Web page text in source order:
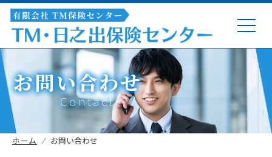
お問い合わせ
Contact
ホーム ⁄ お問い合わせ